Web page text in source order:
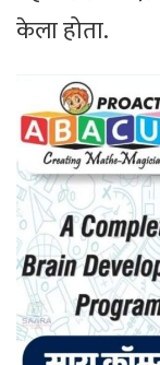
केला होता.